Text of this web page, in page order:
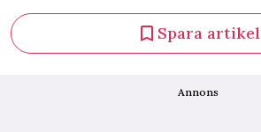
Spara artikel
Annons